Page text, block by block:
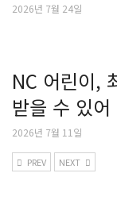
2026년 7월 24일
NC 어린이,
받을 수 있어
2026년 7월 11일
PREV NEXT